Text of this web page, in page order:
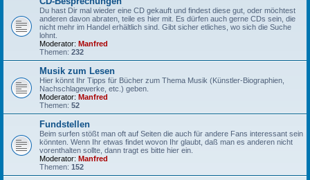
Du hast Dir mal wieder eine CD gekauft und findest diese gut, oder möchtest
anderen davon abraten, teile es hier mit. Es dürfen auch gerne CDs sein, die
nicht mehr im Handel erhältlich sind. Gibt sicher etliches, wo sich die Suche
lohnt.
Moderator: Manfred
Themen: 232
Musik zum Lesen
Hier könnt Ihr Tipps für Bücher zum Thema Musik (Künstler-Biographien,
Nachschlagewerke, etc.) geben.
Moderator: Manfred
Themen: 52
Fundstellen
Beim surfen stößt man oft auf Seiten die auch für andere Fans interessant sein
könnten. Wenn Ihr etwas findet wovon Ihr glaubt, daß man es anderen nicht
vorenthalten sollte, dann tragt es bitte hier ein.
Moderator: Manfred
Themen: 152